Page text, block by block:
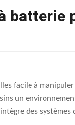
batterie
facile à
un
des systèmes